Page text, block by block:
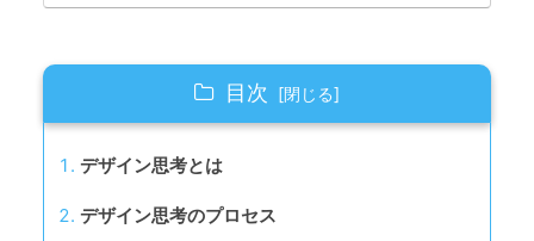
目次
デザイン思考とは
デザイン思考のプロセス